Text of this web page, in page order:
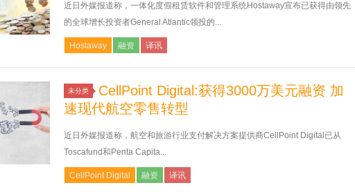
近日外媒报道称，一体化度假租赁软件和管理系统Hostaway宣布已获得由领先
的全球增长投资者General Atlantic领投的...
Hostaway 融资 译讯
未分类
CellPoint Digital:获得3000万美元融资 加
速现代航空零售转型
近日外媒报道称，航空和旅游行业支付解决方案提供商CellPoint Digital已从
Toscafund和Penta Capita...
CellPoint Digital 融资 译讯